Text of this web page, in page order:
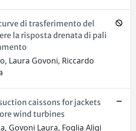
di trasferimento del
la risposta drenata di pali
Laura Govoni, Riccardo
caissons for jackets
wind turbines
Govoni Laura, Foglia Aligi